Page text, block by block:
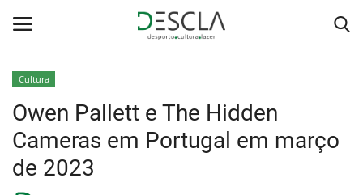
Home
Cultura
Owen Pallett e The Hidden
Cameras em Portugal em março
de 2023